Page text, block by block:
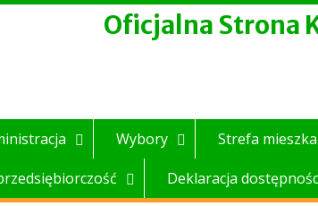
Oficjalna Strona
Wybory Strefa
Deklaracja